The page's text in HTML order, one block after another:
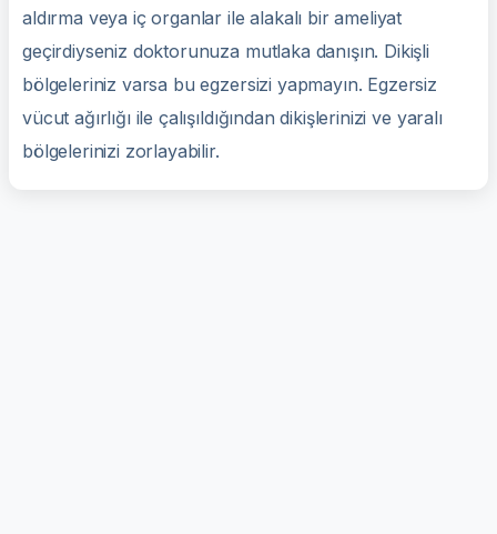
aldırma veya iç organlar ile alakalı bir ameliyat
geçirdiyseniz doktorunuza mutlaka danışın. Dikişli
bölgeleriniz varsa bu egzersizi yapmayın. Egzersiz
vücut ağırlığı ile çalışıldığından dikişlerinizi ve yaralı
bölgelerinizi zorlayabilir.